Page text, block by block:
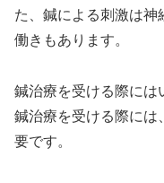
た、鍼による刺激は神
働きもあります。
鍼治療を受ける際には
鍼治療を受ける際には
要です。